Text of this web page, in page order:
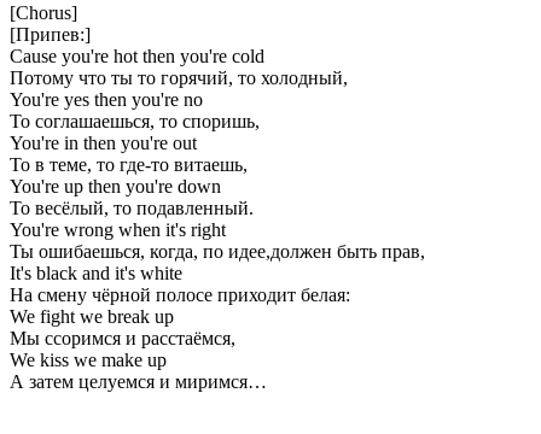
[Chorus]
[Припев:]
Cause you're hot then you're cold
Потому что ты то горячий, то холодный,
You're yes then you're no
То соглашаешься, то споришь,
You're in then you're out
То в теме, то где-то витаешь,
You're up then you're down
То весёлый, то подавленный.
You're wrong when it's right
Ты ошибаешься, когда, по идее,должен быть прав,
It's black and it's white
На смену чёрной полосе приходит белая:
We fight we break up
Мы ссоримся и расстаёмся,
We kiss we make up
А затем целуемся и миримся…